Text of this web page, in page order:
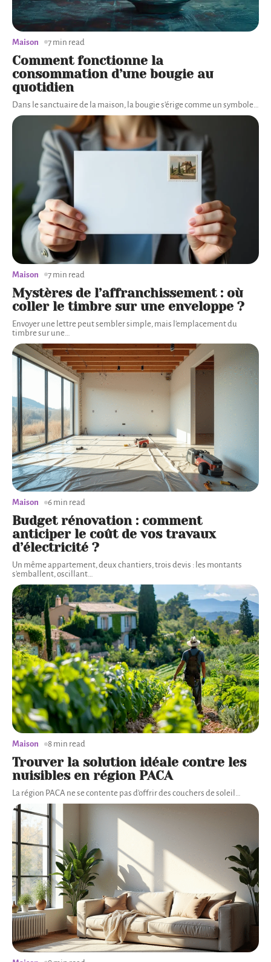
Comment fonctionne la
consommation d’une bougie au
quotidien
Dans le sanctuaire de la maison, la bougie s'érige comme un symbole
Maison 7 min read
Mystères de l’affranchissement : où
coller le timbre sur une enveloppe ?
Envoyer une lettre peut sembler simple, mais l'emplacement du
timbre sur une
Maison 7 min read
Budget rénovation : comment
anticiper le coût de vos travaux
d’électricité ?
Un même appartement, deux chantiers, trois devis : les montants
s'emballent, oscillant…
Maison 6 min read
Trouver la solution idéale contre les
nuisibles en région PACA
La région PACA ne se contente pas d'offrir des couchers de soleil …
Maison 8 min read